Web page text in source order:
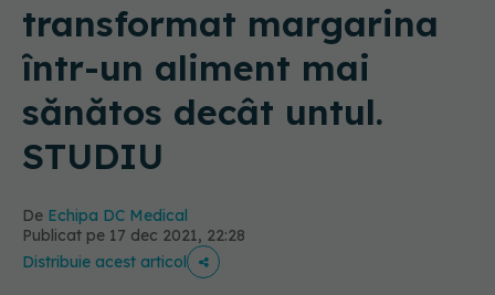
transformat margarina
într-un aliment mai
sănătos decât untul.
STUDIU
De Echipa DC Medical
Publicat pe 17 dec 2021, 22:28
Distribuie acest articol